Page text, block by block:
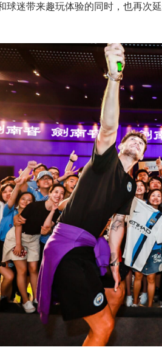
球迷带来趣玩体验的同时，也再次